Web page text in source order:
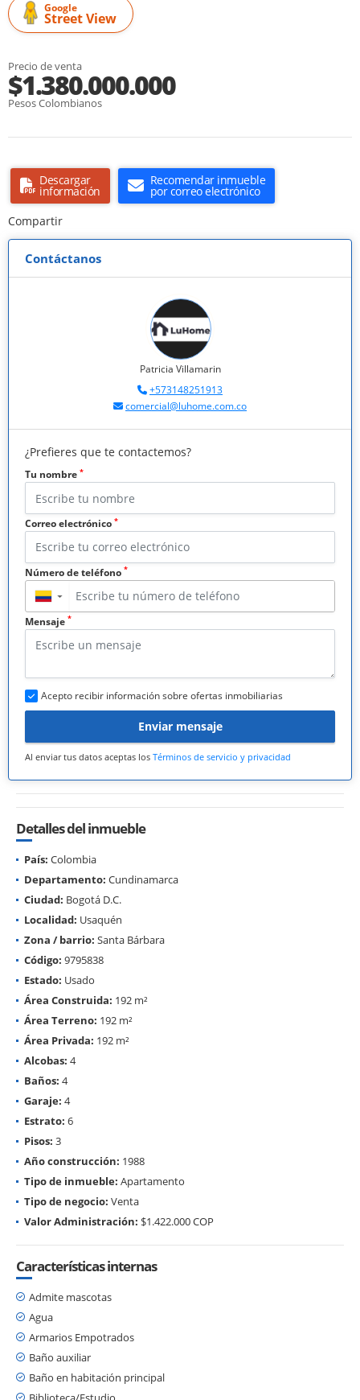
Google
Street View
Precio de venta
$1.380.000.000
Pesos Colombianos
Descargar
información
Recomendar inmueble
por correo electrónico
Compartir
Contáctanos
Patricia Villamarin
+573148251913
comercial@luhome.com.co
¿Prefieres que te contactemos?
Tu nombre *
Correo electrónico *
Número de teléfono *
▼
Mensaje *
Acepto recibir información sobre ofertas inmobiliarias
Enviar mensaje
Al enviar tus datos aceptas los Términos de servicio y privacidad
Detalles del inmueble
País: Colombia
Departamento: Cundinamarca
Ciudad: Bogotá D.C.
Localidad: Usaquén
Zona / barrio: Santa Bárbara
Código: 9795838
Estado: Usado
Área Construida: 192 m²
Área Terreno: 192 m²
Área Privada: 192 m²
Alcobas: 4
Baños: 4
Garaje: 4
Estrato: 6
Pisos: 3
Año construcción: 1988
Tipo de inmueble: Apartamento
Tipo de negocio: Venta
Valor Administración: $1.422.000 COP
Características internas
Admite mascotas
Agua
Armarios Empotrados
Baño auxiliar
Baño en habitación principal